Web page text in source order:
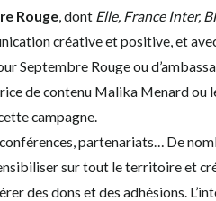
Rouge, dont Elle, France Inter,
créative et positive, et
Septembre Rouge ou
de contenu Malika Menard
campagne.
partenariats… De
sur tout le territoire et
des dons et des adhésions.